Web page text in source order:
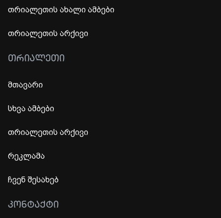
თრიალეთის ახალი ამბები
თრიალეთის არქივი
ᲗᲠᲘᲐᲚᲔᲗᲘ
მთავარი
სხვა ამბები
თრიალეთის არქივი
რეკლამა
ჩვენ შესახებ
ᲙᲝᲜᲢᲐᲥᲢᲘ